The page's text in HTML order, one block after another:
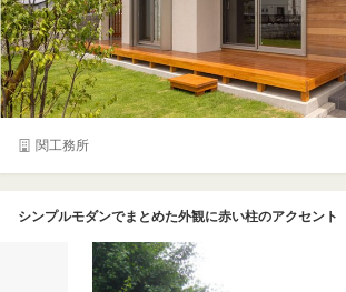
関工務所
シンプルモダンでまとめた外観に赤い柱のアクセント